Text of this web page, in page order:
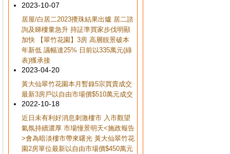
2023-10-07
居屋/白居二2023攪珠結果出爐 居二諮
詢及睇樓量急升 持証準買家步伐明顯
加快 【翠竹花園】3房 高層靚景破本
年新低 議幅達25% 日前以335萬元(綠
表)獲承接
2023-04-20
黃大仙翠竹花園本月暫錄5宗買賣成交
最新3房戶以自由市場價$510萬元成交
2022-10-18
近日未有利好消息刺激樓市 入市觀望
氣氛持續濃厚 市場憧景明天<施政報告
>會為暗淡樓市帶來曙光 黃大仙翠竹花
園2房單位最新以自由市場價$450萬元